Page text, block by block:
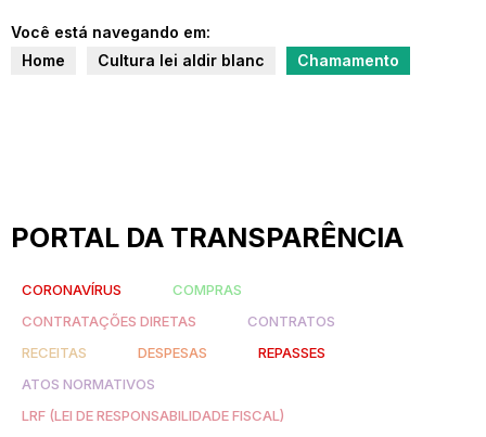
Você está navegando em:
Home
Cultura lei aldir blanc Chamamento
PORTAL DA TRANSPARÊNCIA
CORONAVÍRUS
COMPRAS
CONTRATAÇÕES DIRETAS
CONTRATOS
RECEITAS
DESPESAS
REPASSES
ATOS NORMATIVOS
LRF (LEI DE RESPONSABILIDADE FISCAL)